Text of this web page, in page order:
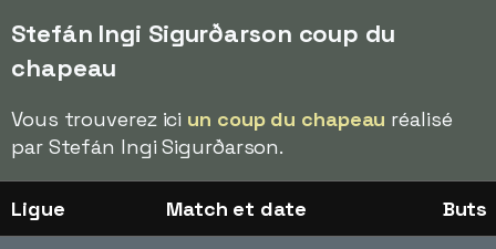
Stefán Ingi Sigurðarson coup du
chapeau
Vous trouverez ici un coup du chapeau réalisé
par Stefán Ingi Sigurðarson.
Ligue Match et date Buts